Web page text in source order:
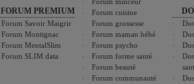
FORUM PREMIUM
Forum Savoir Maigrir
Forum Montignac
Forum MentalSlim
Forum SLIM data
Forum cuisine
Forum grossesse
Forum maman bébé
Forum psycho
Forum forme santé
Forum beauté
Forum communauté